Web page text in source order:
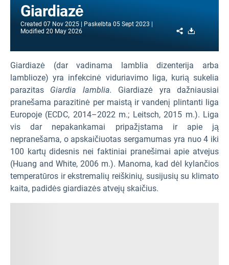
Giardiazė
Created 07 Nov 2025 Paskelbta 05 Sept 2023
Modified 20 May 2026 Share
Giardiazė (dar vadinama lamblia dizenterija arba
lamblioze) yra infekcinė viduriavimo liga, kurią sukelia
parazitas Giardia lamblia. Giardiazė yra dažniausiai
pranešama parazitinė per maistą ir vandenį plintanti liga
Europoje (ECDC, 2014–2022 m.; Leitsch, 2015 m.). Liga
vis dar nepakankamai pripažįstama ir apie ją
nepranešama, o apskaičiuotas sergamumas yra nuo 4 iki
100 kartų didesnis nei faktiniai pranešimai apie atvejus
(Huang and White, 2006 m.). Manoma, kad dėl kylančios
temperatūros ir ekstremalių reiškinių, susijusių su klimato
kaita, padidės giardiazės atvejų skaičius.